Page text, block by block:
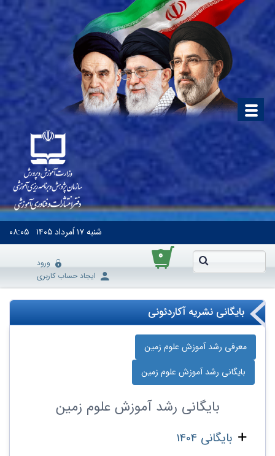
شنبه۱۷ اَمرداد ۱۴۰۵ ۰۸:۰۵
۰
ورود
ایجاد حساب کاربری
بایگانی نشریه آکاردئونی
معرفی رشد آموزش علوم زمین
بایگانی رشد آموزش علوم زمین
بایگانی رشد آموزش علوم زمین
بایگانی 1404